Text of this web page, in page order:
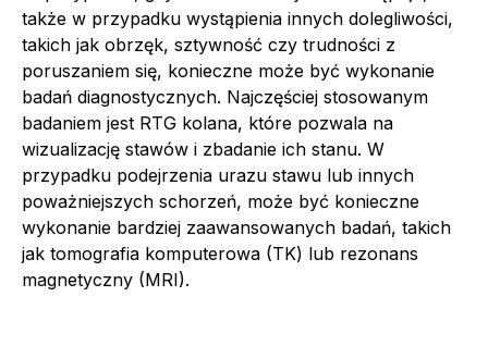
także w przypadku wystąpienia innych dolegliwości,
takich jak obrzęk, sztywność czy trudności z
poruszaniem się, konieczne może być wykonanie
badań diagnostycznych. Najczęściej stosowanym
badaniem jest RTG kolana, które pozwala na
wizualizację stawów i zbadanie ich stanu. W
przypadku podejrzenia urazu stawu lub innych
poważniejszych schorzeń, może być konieczne
wykonanie bardziej zaawansowanych badań, takich
jak tomografia komputerowa (TK) lub rezonans
magnetyczny (MRI).